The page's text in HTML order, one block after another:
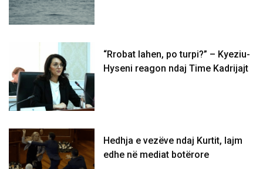
“Rrobat lahen, po turpi?” – Kyeziu-
Hyseni reagon ndaj Time Kadrijajt
Hedhja e vezëve ndaj Kurtit, lajm
edhe në mediat botërore